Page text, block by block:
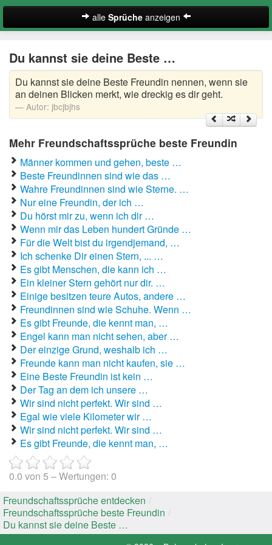
alle Sprücheanzeigen
Freundschaftssprüche beste Freundin
Kurze Freundschaftssprüche
Lustige Freundschaftssprüche
Schöne Freundschaftssprüche
Zufallsspruch
Du kannst sie deine Beste …
Du kannst sie deine Beste Freundin nennen, wenn sie
an deinen Blicken merkt, wie dreckig es dir geht.
Autor: jbcjbjhs
Mehr Freundschaftssprüche beste Freundin
Männer kommen und gehen, beste …
Beste Freundinnen sind wie das …
Wahre Freundinnen sind wie Sterne. …
Nur eine Freundin, der ich …
Du hörst mir zu, wenn ich dir …
Wenn mir das Leben hundert Gründe …
Für die Welt bist du irgendjemand, …
Ich schenke Dir einen Stern, ... …
Es gibt Menschen, die kann ich …
Ein kleiner Stern gehört nur dir. …
Einige besitzen teure Autos, andere …
Freundinnen sind wie Schuhe. Wenn …
Es gibt Freunde, die kennt man, …
Engel kann man nicht sehen, aber …
Der einzige Grund, weshalb ich …
Freunde kann man nicht kaufen, sie …
Eine Beste Freundin ist kein …
Der Tag an dem ich unsere …
Wir sind nicht perfekt. Wir sind …
Egal wie viele Kilometer wir …
Wir sind nicht perfekt. Wir sind …
Es gibt Freunde, die kennt man, …
0.0 von 5 – Wertungen: 0
Freundschaftssprüche entdecken /
Freundschaftssprüche beste Freundin /
Du kannst sie deine Beste …